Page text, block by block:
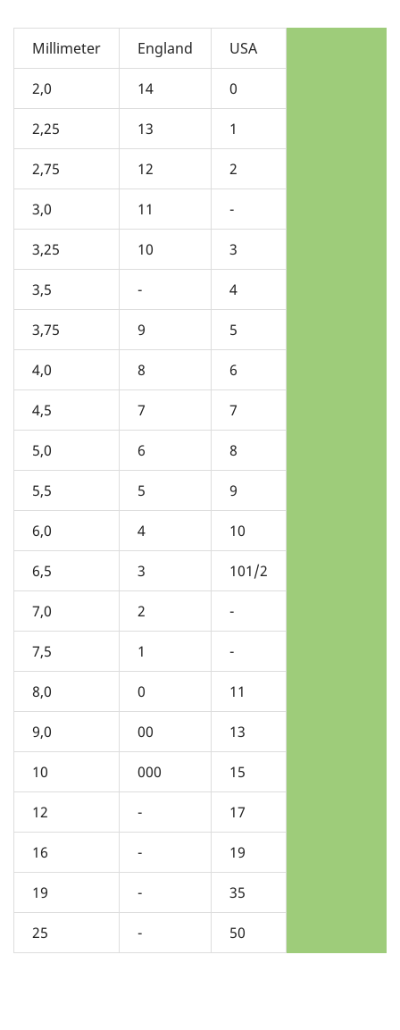
Millimeter England USA
2,0 14 0
2,25 13 1
2,75 12 2
3,0 11 -
3,25 10 3
3,5 - 4
3,75 9 5
4,0 8 6
4,5 7 7
5,0 6 8
5,5 5 9
6,0 4 10
6,5 3 101/2
7,0 2 -
7,5 1 -
8,0 0 11
9,0 00 13
10 000 15
12 - 17
16 - 19
19 - 35
25 - 50